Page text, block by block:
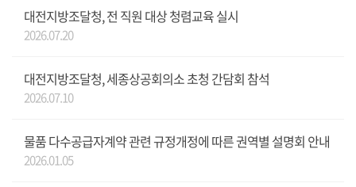
대전지방조달청, 전 직원 대상 청렴교육 실시
2026.07.20
대전지방조달청, 세종상공회의소 초청 간담회 참석
2026.07.10
물품 다수공급자계약 관련 규정개정에 따른 권역별 설명회 안내
2026.01.05